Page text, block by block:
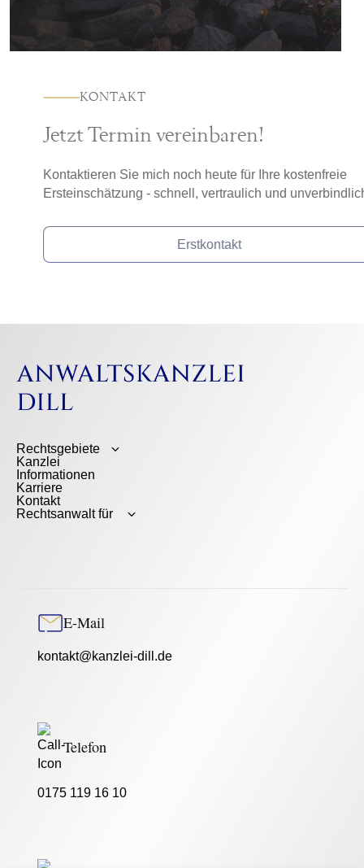
KONTAKT
Jetzt Termin vereinbaren!
Kontaktieren Sie mich noch heute für Ihre kostenfreie
Ersteinschätzung - schnell, vertraulich und
Erstkontakt
Rechtsgebiete
Kanzlei
Informationen
Karriere
Kontakt
Rechtsanwalt für
E-Mail
kontakt@kanzlei-dill.de
Telefon
0175 119 16 10